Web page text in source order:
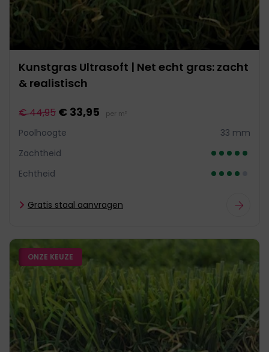
Kunstgras Ultrasoft | Net echt gras: zacht
& realistisch
€ 44,95 € 33,95 per m²
Poolhoogte
33 mm
Zachtheid
Echtheid
Gratis staal aanvragen
ONZE KEUZE